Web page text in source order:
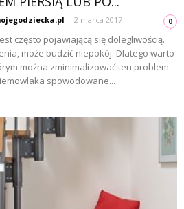
- 2 marca 2017 0
często pojawiającą się dolegliwością.
może budzić niepokój. Dlatego warto
można zminimalizować ten problem.
spowodowane...